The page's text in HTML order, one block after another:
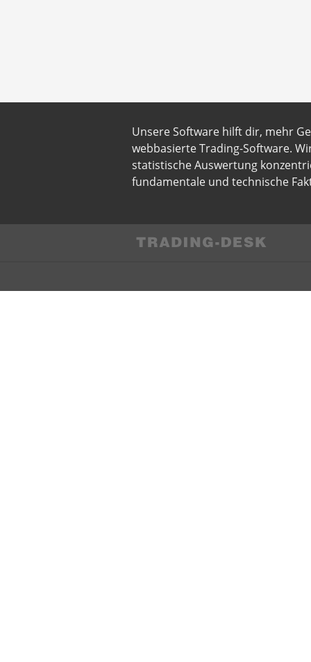
Unsere Software hilft dir, mehr
webbasierte Trading-Software.
statistische Auswertung
fundamentale und technische